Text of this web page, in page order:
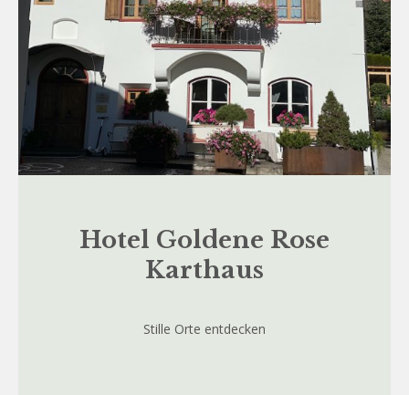
Hotel Goldene Rose
Karthaus
Stille Orte entdecken